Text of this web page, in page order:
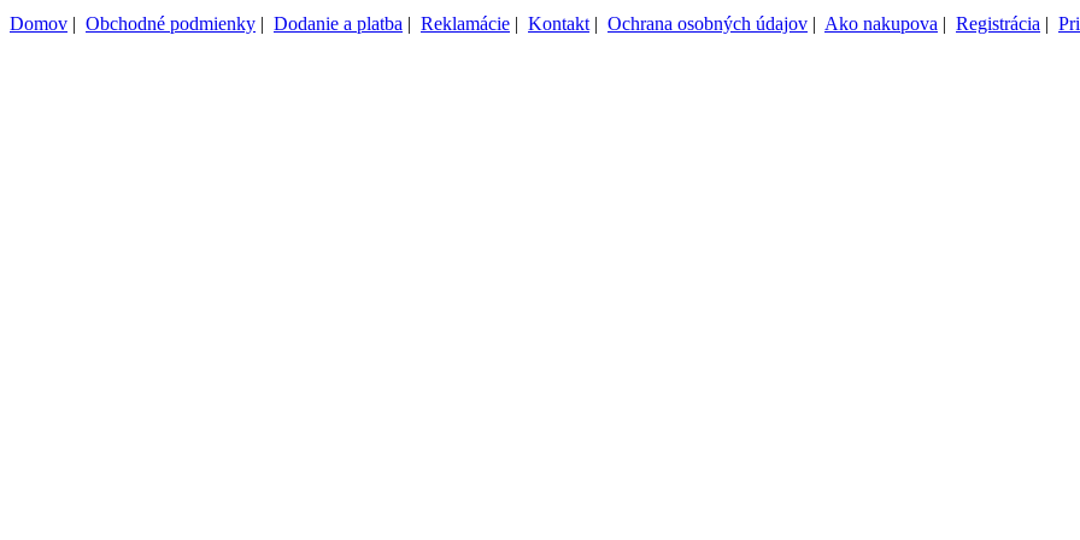
Domov | Obchodné podmienky | Dodanie a platba | Reklamácie | Kontakt | Ochrana osobných údajov | Ako nakupova | Registrácia |